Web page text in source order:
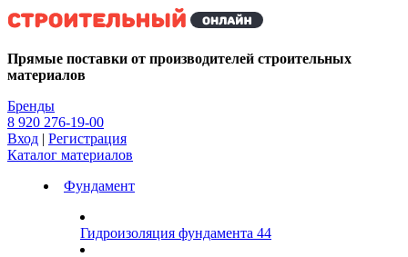
Kg
Прямые поставки от производителей строительных
материалов
Бренды
8 920 276-19-00
Вход | Регистрация
Каталог материалов
Фундамент
Гидроизоляция фундамента 44